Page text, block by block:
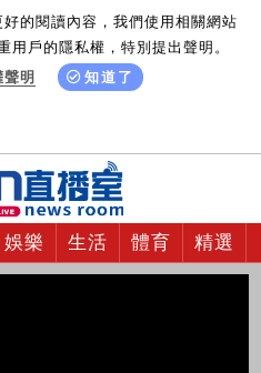
好的閱讀內容，我們使用相關網站
用戶的隱私權，特別提出聲明。
明
知道了
娛樂 生活 體育 精選